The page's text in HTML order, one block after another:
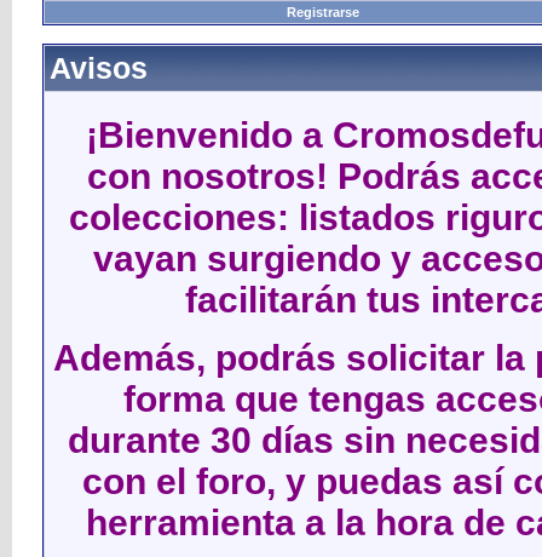
Registrarse
Avisos
¡Bienvenido a
con nosotros! Podrás
colecciones: listados
vayan surgiendo y
facilitarán tus
Además, podrás solicitar
forma que tengas
durante 30 días sin
con el foro, y puedas así
herramienta a la hora de